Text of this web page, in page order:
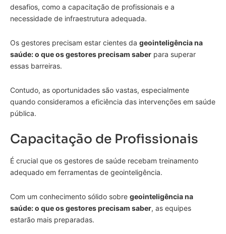
desafios, como a capacitação de profissionais e a
necessidade de infraestrutura adequada.
Os gestores precisam estar cientes da geointeligência na
saúde: o que os gestores precisam saber para superar
essas barreiras.
Contudo, as oportunidades são vastas, especialmente
quando consideramos a eficiência das intervenções em saúde
pública.
Capacitação de Profissionais
É crucial que os gestores de saúde recebam treinamento
adequado em ferramentas de geointeligência.
Com um conhecimento sólido sobre geointeligência na
saúde: o que os gestores precisam saber, as equipes
estarão mais preparadas.